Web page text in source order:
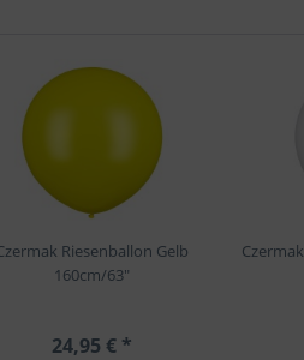
Riesenballon Gelb
160cm/63"
24,95 € *